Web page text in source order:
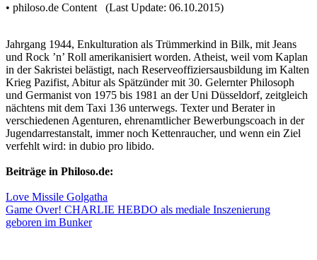
• philoso.de Content (Last Update: 06.10.2015)
Jahrgang 1944, Enkulturation als Trümmerkind in Bilk, mit Jeans
und Rock ’n’ Roll amerikanisiert worden. Atheist, weil vom Kaplan
in der Sakristei belästigt, nach Reserveoffiziersausbildung im Kalten
Krieg Pazifist, Abitur als Spätzünder mit 30. Gelernter Philosoph
und Germanist von 1975 bis 1981 an der Uni Düsseldorf, zeitgleich
nächtens mit dem Taxi 136 unterwegs. Texter und Berater in
verschiedenen Agenturen, ehrenamtlicher Bewerbungscoach in der
Jugendarrestanstalt, immer noch Kettenraucher, und wenn ein Ziel
verfehlt wird: in dubio pro libido.
Beiträge in Philoso.de:
Love Missile Golgatha
Game Over! CHARLIE HEBDO als mediale Inszenierung
geboren im Bunker